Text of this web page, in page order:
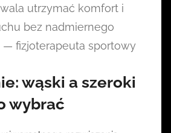
utrzymać komfort i
bez nadmiernego
— fizjoterapeuta sportowy
wąski a szeroki
wybrać